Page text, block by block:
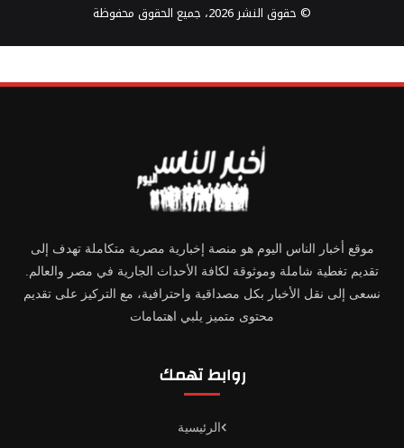
© حقوق النشر 2026، جميع الحقوق محفوظة
موقع أخبار الناس اليوم هو منصة إخبارية مصرية متكاملة تهدف إلى
تقديم تغطية شاملة وموثوقة لكافة الأحداث الجارية في مصر والعالم.
نسعى إلى نقل الأخبار بكل مصداقية واحترافية، مع التركيز على تقديم
محتوى متميز يلبي اهتمامات
روابط تهمك
الرئيسية